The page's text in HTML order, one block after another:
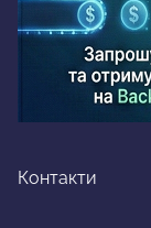
Контакти